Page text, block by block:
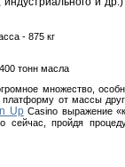
- 875 кг
тонн масла
множество,
платформу от массы
UpCasino выражение
пройдя